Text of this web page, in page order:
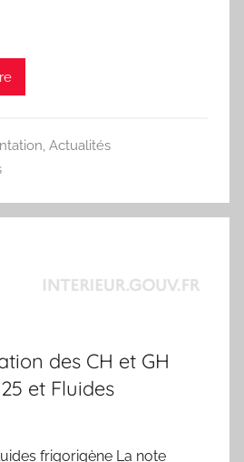
, Actualités
des CH et GH
et Fluides
frigorigène La note